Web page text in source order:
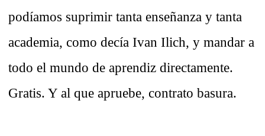
podíamos suprimir tanta enseñanza y tanta
academia, como decía Ivan Ilich, y mandar a
todo el mundo de aprendiz directamente.
Gratis. Y al que apruebe, contrato basura.